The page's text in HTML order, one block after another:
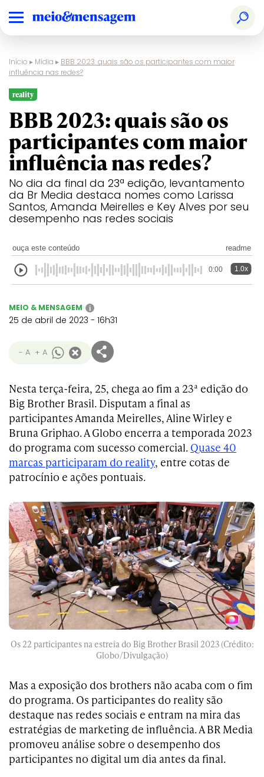
Início ▸ Mídia ▸ BBB 2023: quais são os participantes com maior
influência nas redes?
reality
BBB 2023: quais são os
participantes com maior
influência nas redes?
No dia da final da 23ª edição, levantamento
da Br Media destaca nomes como Larissa
Santos, Amanda Meirelles e Key Alves por seu
desempenho nas redes sociais
ouça este conteúdo readme
0:00 1.0x
MEIO & MENSAGEM i
25 de abril de 2023 - 16h31
- A + A
Nesta terça-feira, 25, chega ao fim a 23ª edição do
Big Brother Brasil. Disputam a final as
participantes Amanda Meirelles, Aline Wirley e
Bruna Griphao. A Globo encerra a temporada 2023
do programa com sucesso comercial. Quase 40
marcas participaram do reality, entre cotas de
patrocínio e ações pontuais.
Os 22 participantes na estreia do Big Brother Brasil 2023 (Crédito:
Globo/Divulgação)
Mas a exposição dos brothers não acaba com o fim
do programa. Os participantes do reality são
destaque nas redes sociais e entram na mira das
estratégias de marketing de influência. A BR Media
promoveu análise sobre o desempenho dos
participantes no digital um dia antes da final.